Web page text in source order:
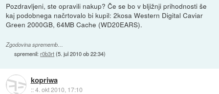
Pozdravljeni, ste opravili nakup? Če se bo v bljižnji prihodnosti še
kaj podobnega načrtovalo bi kupil: 2kosa Western Digital Caviar
Green 2000GB, 64MB Cache (WD20EARS).
Zgodovina sprememb…
spremenil:r0b3rt(5. jul 2010 ob 22:34)
kopriwa
::4. okt 2010, 17:10